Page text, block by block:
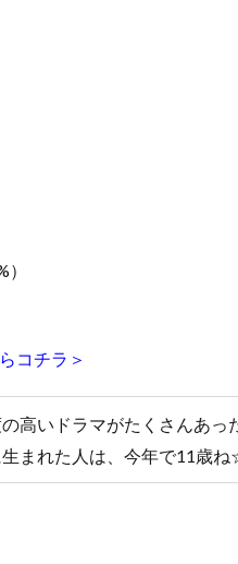
コチラ＞
高いドラマがたくさんあっ
まれた人は、今年で11歳